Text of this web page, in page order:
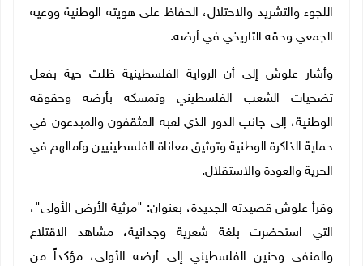
اللجوء والتشريد والاحتلال، الحفاظ على هويته الوطنية ووعيه
الجمعي وحقه التاريخي في أرضه.
وأشار علوش إلى أن الرواية الفلسطينية ظلت حية بفعل
تضحيات الشعب الفلسطيني وتمسكه بأرضه وحقوقه
الوطنية، إلى جانب الدور الذي لعبه المثقفون والمبدعون في
حماية الذاكرة الوطنية وتوثيق معاناة الفلسطينيين وآمالهم في
الحرية والعودة والاستقلال.
وقرأ علوش قصيدته الجديدة، بعنوان: "مرثية الأرض الأولى"،
التي استحضرت بلغة شعرية وجدانية، مشاهد الاقتلاع
والمنفى وحنين الفلسطيني إلى أرضه الأولى، مؤكداً من